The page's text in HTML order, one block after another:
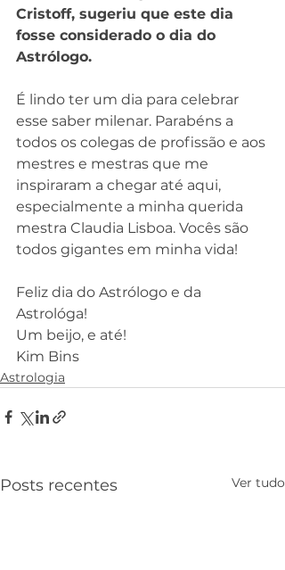
Cristoff, sugeriu que este dia
fosse considerado o dia do
Astrólogo.
É lindo ter um dia para celebrar
esse saber milenar. Parabéns a
todos os colegas de profissão e aos
mestres e mestras que me
inspiraram a chegar até aqui,
especialmente a minha querida
mestra Claudia Lisboa. Vocês são
todos gigantes em minha vida!
Feliz dia do Astrólogo e da
Astrológa!
Um beijo, e até!
Kim Bins
Astrologia
Posts recentes Ver tudo